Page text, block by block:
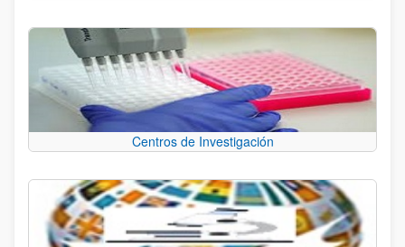
Centros de Investigación